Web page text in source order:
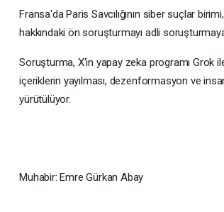
Fransa'da Paris Savcılığının siber suçlar
hakkındaki ön soruşturmayı adli
Soruşturma, X'in yapay zeka programı Grok
içeriklerin yayılması, dezenformasyon ve
yürütülüyor.
Muhabir: Emre Gürkan Abay